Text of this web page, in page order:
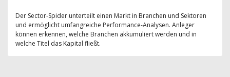
Der Sector-Spider unterteilt einen Markt in Branchen und Sektoren
und ermöglicht umfangreiche Performance-Analysen. Anleger
können erkennen, welche Branchen akkumuliert werden und in
welche Titel das Kapital fließt.